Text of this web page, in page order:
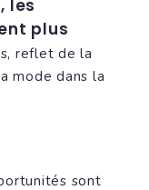
les
plus
reflet de la
mode dans la
sont